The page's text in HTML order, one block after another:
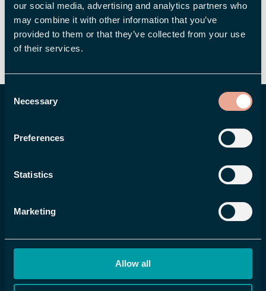
our social media, advertising and analytics partners who
may combine it with other information that you’ve
provided to them or that they’ve collected from your use
of their services.
Selection
Necessary
Preferences
Statistics
Marketing
Allow all
Svårt att skala
Fler medarbetare kan hanteras utan
motsvarande ökning av administration.
Vanliga frågor om HRM-